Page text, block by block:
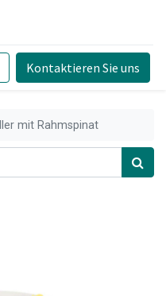
Kontaktieren Sie uns
mit Rahmspinat